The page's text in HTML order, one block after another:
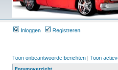
Inloggen Registreren
Toon onbeantwoorde berichten | Toon
Forumoverzicht